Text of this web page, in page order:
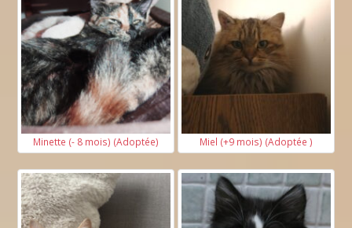
Minette (- 8 mois) (Adoptée) Miel (+9 mois) (Adoptée )